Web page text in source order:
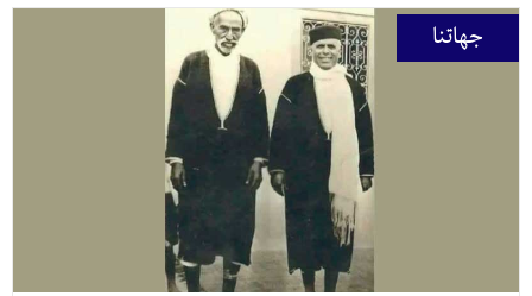
جهاتنا